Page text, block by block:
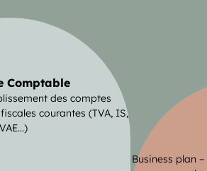
Comptable
des comptes
courantes (TVA, IS,
Business plan